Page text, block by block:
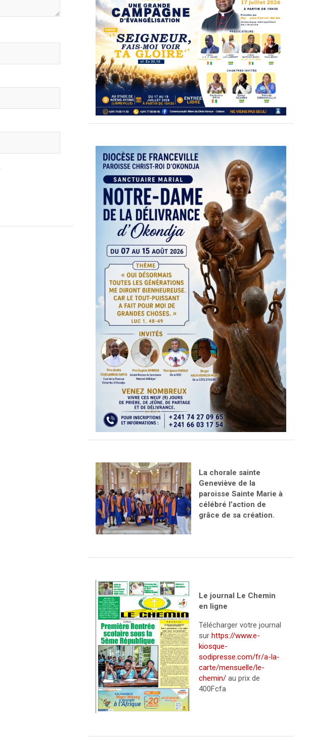
La chorale sainte
Geneviève de la
paroisse Sainte Marie à
célébré l’action de
grâce de sa création.
Le journal Le Chemin
en ligne
Télécharger votre journal
sur https://www.e-
kiosque-
sodipresse.com/fr/a-la-
carte/mensuelle/le-
chemin/au prix de
400Fcfa